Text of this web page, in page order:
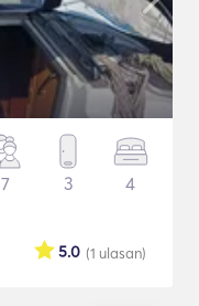
7 3 4
(1 ulasan)
5.0